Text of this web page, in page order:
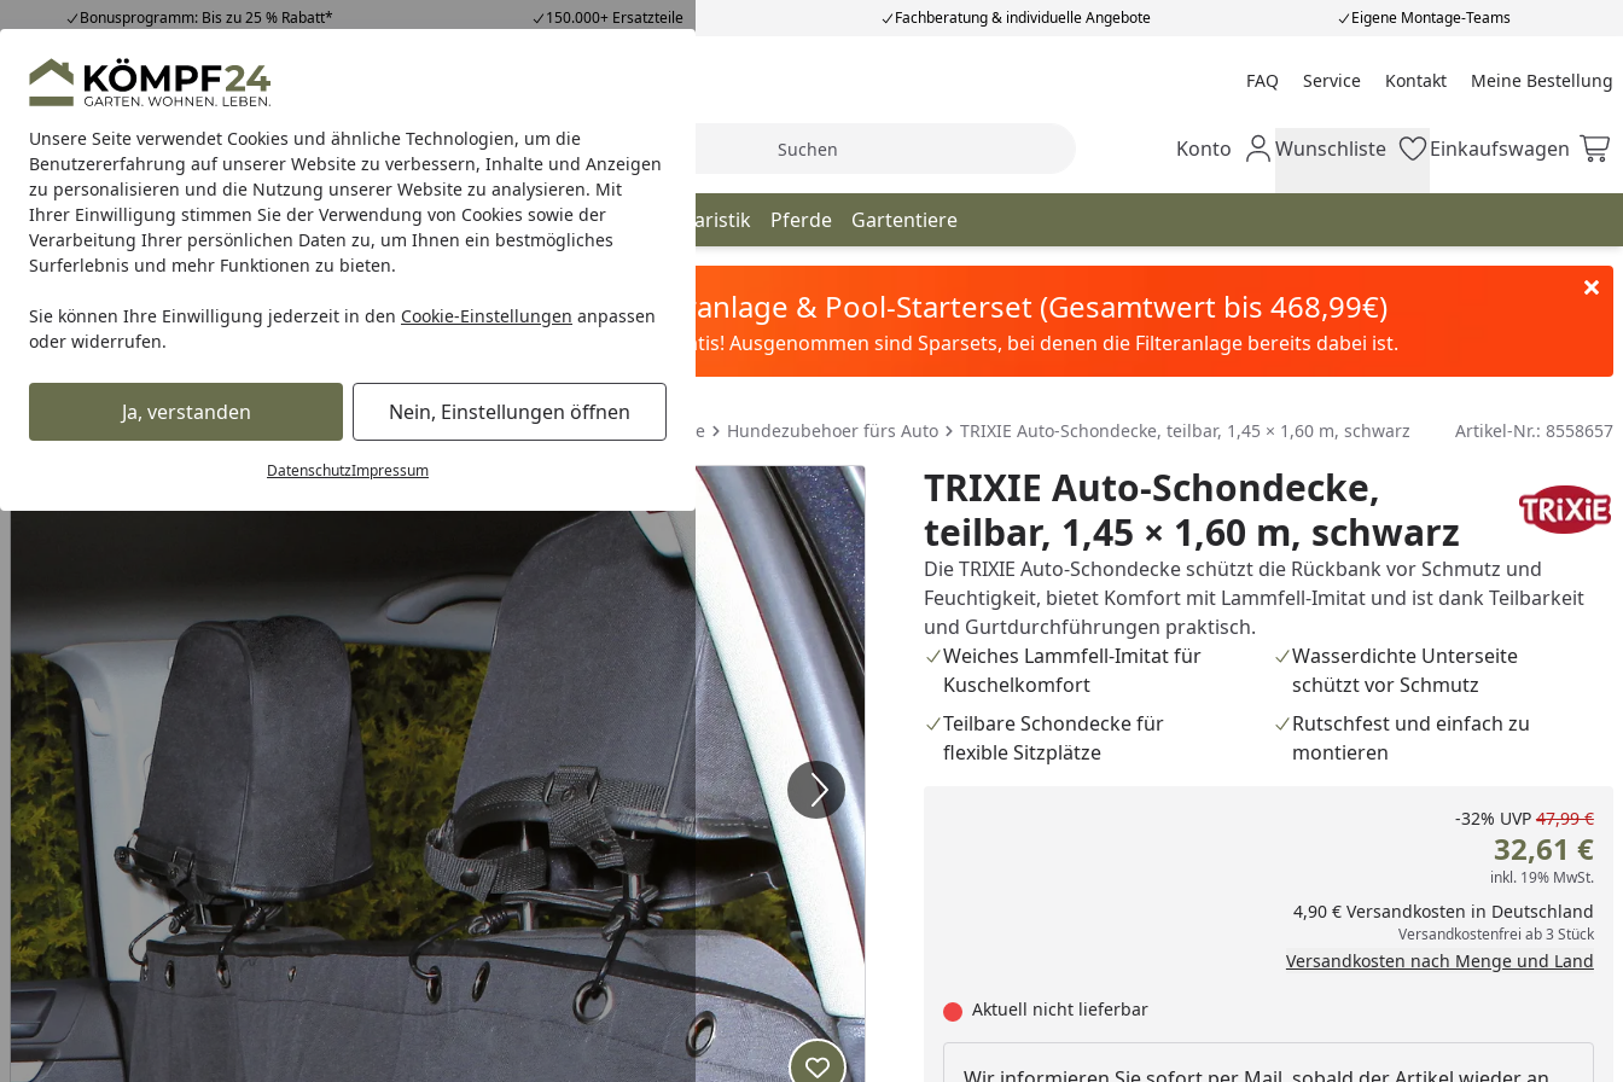
Unsere Seite verwendet Cookies und ähnliche Technologien, um die
Benutzererfahrung auf unserer Website zu verbessern, Inhalte und Anzeigen
zu personalisieren und die Nutzung unserer Website zu analysieren. Mit
Ihrer Einwilligung stimmen Sie der Verwendung von Cookies sowie der
Verarbeitung Ihrer persönlichen Daten zu, um Ihnen ein bestmögliches
Surferlebnis und mehr Funktionen zu bieten.
Sie können Ihre Einwilligung jederzeit in den Cookie-Einstellungen anpassen
oder widerrufen.
Ja, verstanden Nein, Einstellungen öffnen
DatenschutzImpressum
Bonusprogramm: Bis zu 25 % Rabatt* 150.000+ Ersatzteile Fachberatung & individuelle Angebote Eigene Montage-Teams
Hotline07051 / 9 22 22
Mo-Fr. 8-16 Uhr 25.957 Bewertungen FAQ Service Kontakt Meine Bestellung
Meine Bestellung
Alle Produkte
Alle ProdukteHighlights Tipps & Tricks Suche Mein Konto
Konto Wunschliste
Wunschliste Einkaufswagen
Einkaufswagen
Tierbedarf & Tiernahrung Hunde Katzen Kleintiere Vögel Aquaristik Pferde Gartentiere
Karibu Pools inkl. gratis Sandfilteranlage & Pool-Starterset (Gesamtwert bis 468,99€)
Dein Traumpool im Sorglos-Paket: Filter&Pflege gratis! Ausgenommen sind Sparsets, bei denen die Filteranlage bereits dabei ist.
Tierbedarf & Tiernahrung Hundebedarf Transport- & Reisebedarf für Hunde Hundezubehoer fürs Auto TRIXIE Auto-Schondecke, teilbar, 1,45 × 1,60 m, schwarz Artikel-Nr.: 8558657
TRIXIE Auto-Schondecke,
teilbar, 1,45 × 1,60 m, schwarz
Die TRIXIE Auto-Schondecke schützt die Rückbank vor Schmutz und
Feuchtigkeit, bietet Komfort mit Lammfell-Imitat und ist dank Teilbarkeit
und Gurtdurchführungen praktisch.
Weiches Lammfell-Imitat für
Kuschelkomfort
Wasserdichte Unterseite
schützt vor Schmutz
Teilbare Schondecke für
flexible Sitzplätze
Rutschfest und einfach zu
montieren
-32% UVP 47,99 €
32,61 €
inkl. 19% MwSt.
4,90 € Versandkosten in Deutschland
Versandkostenfrei ab 3 Stück
Versandkosten nach Menge und Land
Aktuell nicht lieferbar